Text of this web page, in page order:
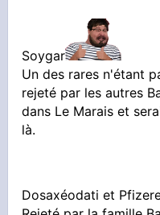
Soygar
Un des rares n'étant
rejeté par les autres
dans Le Marais et
là.
Dosaxéodati et